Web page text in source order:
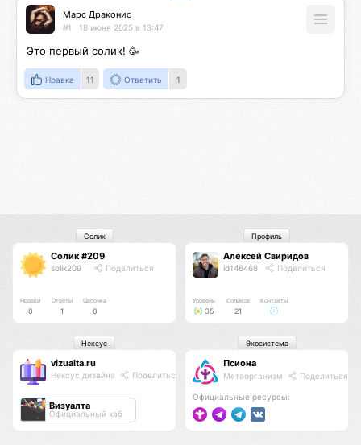
Марс Драконис
#1 18 июня 2025 в 13:47
Это первый солик! 🥳
Нравка 11 Ответить 1
Солик #209
solik209 Поделиться
Нравки
8
Ответы
1
Цепочка
8
Солик
Алексей Свиридов
id146468 Поделиться
Уровень
35
Соликов
21
Контакты
Профиль
vizualta.ru
Нексус дизайна Поделиться
Визуалта
Официальный хаб
Нексус
Псиона
Метаорганизм Поделиться
Официальные ресурсы:
Экосистема